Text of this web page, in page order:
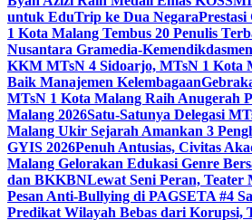
untuk EduTrip ke Dua Negara
1 Kota Malang Tembus 20 Penulis
Nusantara Gramedia-Kemendikdasmen
KKM MTsN 4 Sidoarjo, MTsN 1 Kota
Baik Manajemen Kelembagaan
MTsN 1 Kota Malang Raih Anugerah
Malang 2026Satu-Satunya Delegasi
Malang Ukir Sejarah Amankan 3
GYIS 2026Penuh Antusias, Civitas
Malang Gelorakan Edukasi Genre
dan BKKBNLewat Seni Peran, Teater
Pesan Anti-Bullying di PAGSETA #4
Predikat Wilayah Bebas dari Korupsi,